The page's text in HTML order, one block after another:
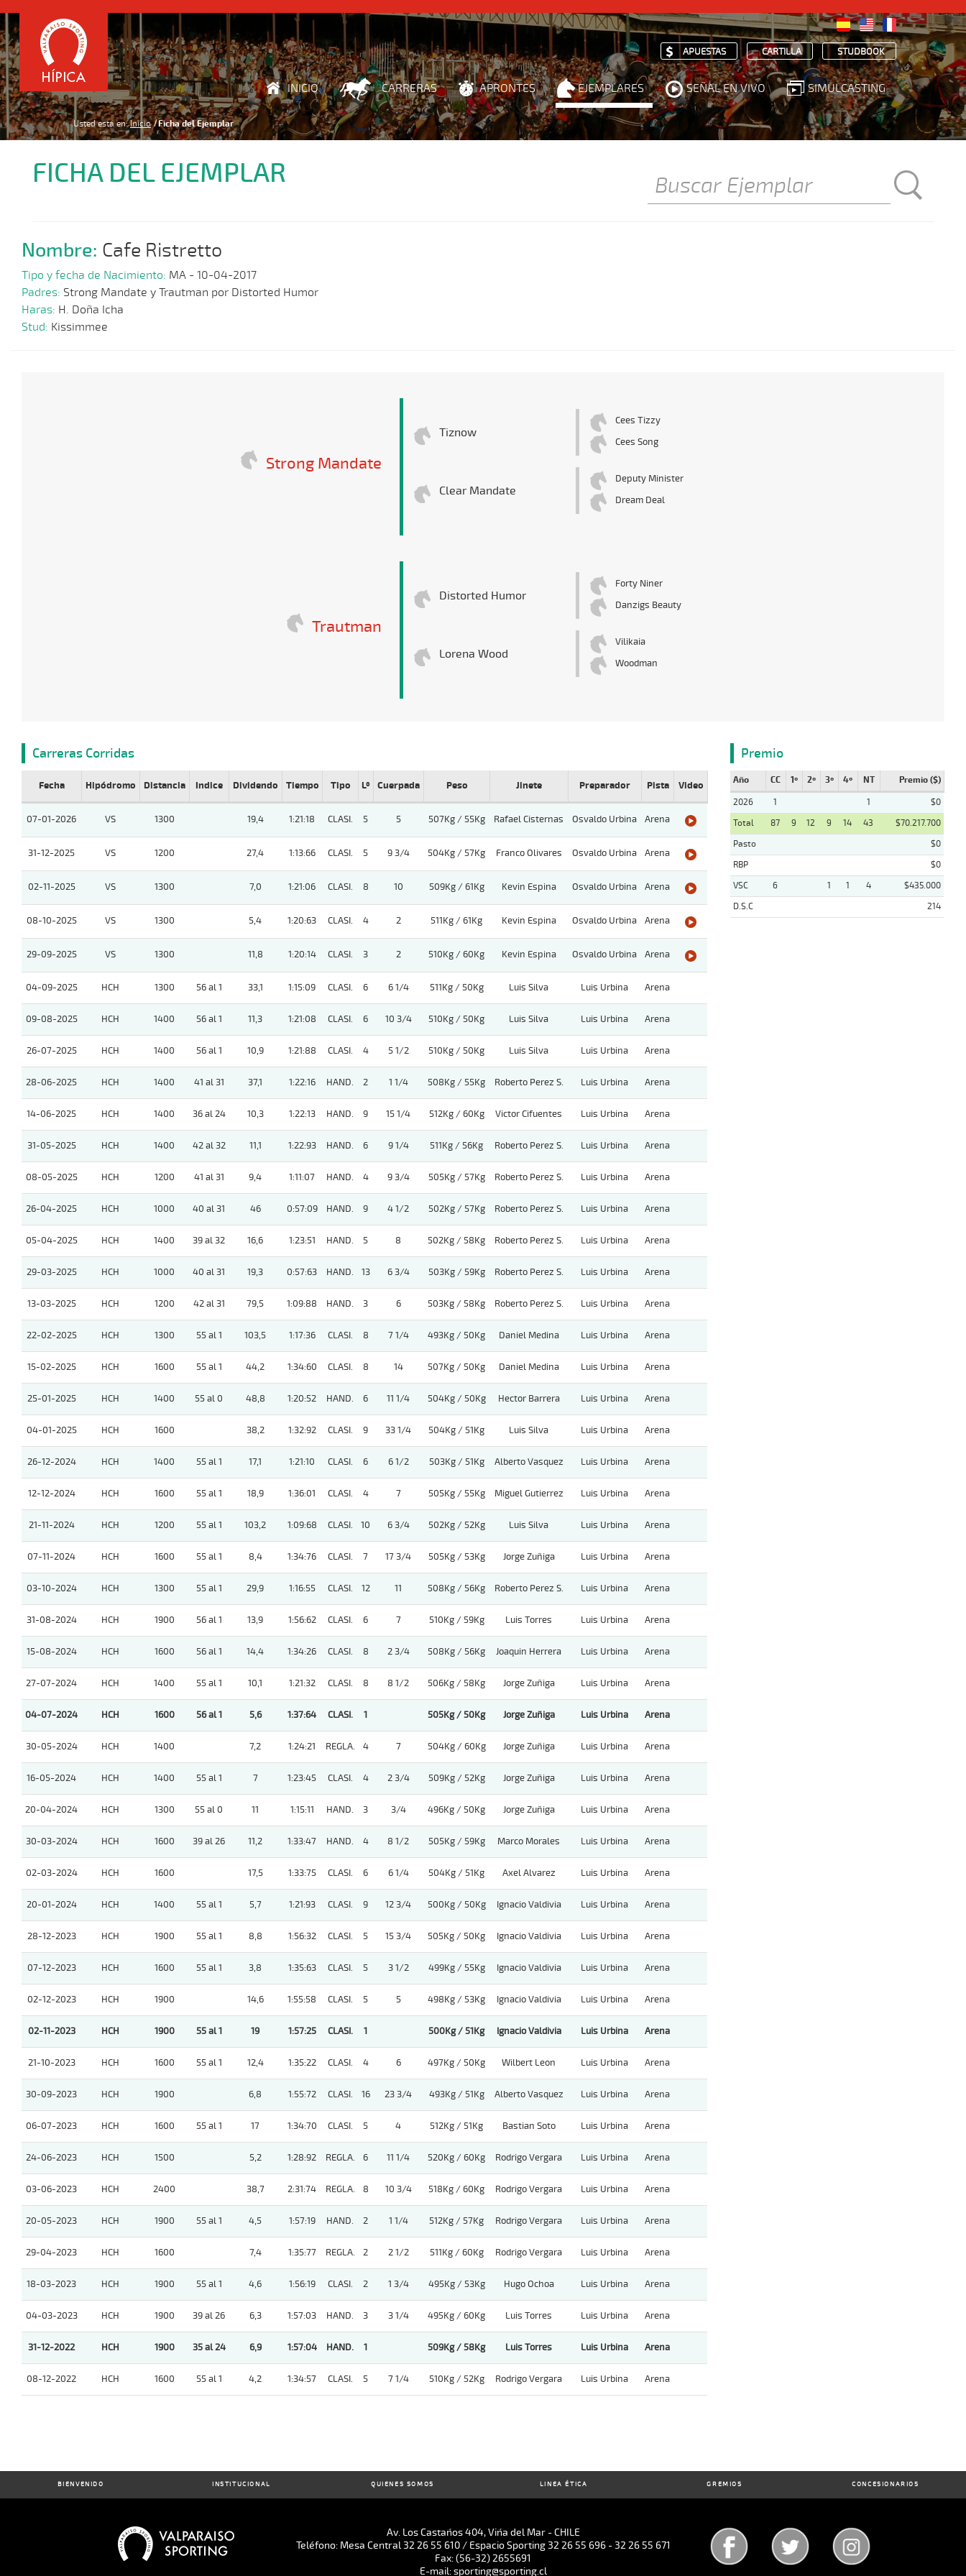
APUESTAS CARTILLA STUDBOOK
INICIO CARRERAS APRONTES EJEMPLARES SEÑAL EN VIVO SIMULCASTING
Usted está en: Inicio Ficha del Ejemplar
FICHA DEL EJEMPLAR
Nombre: Cafe Ristretto
Tipo y fecha de Nacimiento: MA - 10-04-2017
Padres: Strong Mandate y Trautman por Distorted Humor
Haras: H. Doña Icha
Stud: Kissimmee
Strong Mandate
Tiznow
Cees Tizzy
Cees Song
Clear Mandate
Deputy Minister
Dream Deal
Trautman
Distorted Humor
Forty Niner
Danzigs Beauty
Lorena Wood
Vilikaia
Woodman
Carreras Corridas
Fecha Hipódromo Distancia Indice Dividendo Tiempo Tipo Lº Cuerpada Peso Jinete Preparador Pista Video
07-01-2026 VS 1300 19,4 1:21:18 CLASI. 5 5 507Kg / 55Kg Rafael Cisternas Osvaldo Urbina Arena
31-12-2025 VS 1200 27,4 1:13:66 CLASI. 5 9 3/4 504Kg / 57Kg Franco Olivares Osvaldo Urbina Arena
02-11-2025 VS 1300 7,0 1:21:06 CLASI. 8 10 509Kg / 61Kg Kevin Espina Osvaldo Urbina Arena
08-10-2025 VS 1300 5,4 1:20:63 CLASI. 4 2 511Kg / 61Kg Kevin Espina Osvaldo Urbina Arena
29-09-2025 VS 1300 11,8 1:20:14 CLASI. 3 2 510Kg / 60Kg Kevin Espina Osvaldo Urbina Arena
04-09-2025 HCH 1300 56 al 1 33,1 1:15:09 CLASI. 6 6 1/4 511Kg / 50Kg Luis Silva Luis Urbina Arena
09-08-2025 HCH 1400 56 al 1 11,3 1:21:08 CLASI. 6 10 3/4 510Kg / 50Kg Luis Silva Luis Urbina Arena
26-07-2025 HCH 1400 56 al 1 10,9 1:21:88 CLASI. 4 5 1/2 510Kg / 50Kg Luis Silva Luis Urbina Arena
28-06-2025 HCH 1400 41 al 31 37,1 1:22:16 HAND. 2 1 1/4 508Kg / 55Kg Roberto Perez S. Luis Urbina Arena
14-06-2025 HCH 1400 36 al 24 10,3 1:22:13 HAND. 9 15 1/4 512Kg / 60Kg Victor Cifuentes Luis Urbina Arena
31-05-2025 HCH 1400 42 al 32 11,1 1:22:93 HAND. 6 9 1/4 511Kg / 56Kg Roberto Perez S. Luis Urbina Arena
08-05-2025 HCH 1200 41 al 31 9,4 1:11:07 HAND. 4 9 3/4 505Kg / 57Kg Roberto Perez S. Luis Urbina Arena
26-04-2025 HCH 1000 40 al 31 46 0:57:09 HAND. 9 4 1/2 502Kg / 57Kg Roberto Perez S. Luis Urbina Arena
05-04-2025 HCH 1400 39 al 32 16,6 1:23:51 HAND. 5 8 502Kg / 58Kg Roberto Perez S. Luis Urbina Arena
29-03-2025 HCH 1000 40 al 31 19,3 0:57:63 HAND. 13 6 3/4 503Kg / 59Kg Roberto Perez S. Luis Urbina Arena
13-03-2025 HCH 1200 42 al 31 79,5 1:09:88 HAND. 3 6 503Kg / 58Kg Roberto Perez S. Luis Urbina Arena
22-02-2025 HCH 1300 55 al 1 103,5 1:17:36 CLASI. 8 7 1/4 493Kg / 50Kg Daniel Medina Luis Urbina Arena
15-02-2025 HCH 1600 55 al 1 44,2 1:34:60 CLASI. 8 14 507Kg / 50Kg Daniel Medina Luis Urbina Arena
25-01-2025 HCH 1400 55 al 0 48,8 1:20:52 HAND. 6 11 1/4 504Kg / 50Kg Hector Barrera Luis Urbina Arena
04-01-2025 HCH 1600 38,2 1:32:92 CLASI. 9 33 1/4 504Kg / 51Kg Luis Silva Luis Urbina Arena
26-12-2024 HCH 1400 55 al 1 17,1 1:21:10 CLASI. 6 6 1/2 503Kg / 51Kg Alberto Vasquez Luis Urbina Arena
12-12-2024 HCH 1600 55 al 1 18,9 1:36:01 CLASI. 4 7 505Kg / 55Kg Miguel Gutierrez Luis Urbina Arena
21-11-2024 HCH 1200 55 al 1 103,2 1:09:68 CLASI. 10 6 3/4 502Kg / 52Kg Luis Silva Luis Urbina Arena
07-11-2024 HCH 1600 55 al 1 8,4 1:34:76 CLASI. 7 17 3/4 505Kg / 53Kg Jorge Zuñiga Luis Urbina Arena
03-10-2024 HCH 1300 55 al 1 29,9 1:16:55 CLASI. 12 11 508Kg / 56Kg Roberto Perez S. Luis Urbina Arena
31-08-2024 HCH 1900 56 al 1 13,9 1:56:62 CLASI. 6 7 510Kg / 59Kg Luis Torres Luis Urbina Arena
15-08-2024 HCH 1600 56 al 1 14,4 1:34:26 CLASI. 8 2 3/4 508Kg / 56Kg Joaquin Herrera Luis Urbina Arena
27-07-2024 HCH 1400 55 al 1 10,1 1:21:32 CLASI. 8 8 1/2 506Kg / 58Kg Jorge Zuñiga Luis Urbina Arena
04-07-2024 HCH 1600 56 al 1 5,6 1:37:64 CLASI. 1 505Kg / 50Kg Jorge Zuñiga Luis Urbina Arena
30-05-2024 HCH 1400 7,2 1:24:21 REGLA. 4 7 504Kg / 60Kg Jorge Zuñiga Luis Urbina Arena
16-05-2024 HCH 1400 55 al 1 7 1:23:45 CLASI. 4 2 3/4 509Kg / 52Kg Jorge Zuñiga Luis Urbina Arena
20-04-2024 HCH 1300 55 al 0 11 1:15:11 HAND. 3 3/4 496Kg / 50Kg Jorge Zuñiga Luis Urbina Arena
30-03-2024 HCH 1600 39 al 26 11,2 1:33:47 HAND. 4 8 1/2 505Kg / 59Kg Marco Morales Luis Urbina Arena
02-03-2024 HCH 1600 17,5 1:33:75 CLASI. 6 6 1/4 504Kg / 51Kg Axel Alvarez Luis Urbina Arena
20-01-2024 HCH 1400 55 al 1 5,7 1:21:93 CLASI. 9 12 3/4 500Kg / 50Kg Ignacio Valdivia Luis Urbina Arena
28-12-2023 HCH 1900 55 al 1 8,8 1:56:32 CLASI. 5 15 3/4 505Kg / 50Kg Ignacio Valdivia Luis Urbina Arena
07-12-2023 HCH 1600 55 al 1 3,8 1:35:63 CLASI. 5 3 1/2 499Kg / 55Kg Ignacio Valdivia Luis Urbina Arena
02-12-2023 HCH 1900 14,6 1:55:58 CLASI. 5 5 498Kg / 53Kg Ignacio Valdivia Luis Urbina Arena
02-11-2023 HCH 1900 55 al 1 19 1:57:25 CLASI. 1 500Kg / 51Kg Ignacio Valdivia Luis Urbina Arena
21-10-2023 HCH 1600 55 al 1 12,4 1:35:22 CLASI. 4 6 497Kg / 50Kg Wilbert Leon Luis Urbina Arena
30-09-2023 HCH 1900 6,8 1:55:72 CLASI. 16 23 3/4 493Kg / 51Kg Alberto Vasquez Luis Urbina Arena
06-07-2023 HCH 1600 55 al 1 17 1:34:70 CLASI. 5 4 512Kg / 51Kg Bastian Soto Luis Urbina Arena
24-06-2023 HCH 1500 5,2 1:28:92 REGLA. 6 11 1/4 520Kg / 60Kg Rodrigo Vergara Luis Urbina Arena
03-06-2023 HCH 2400 38,7 2:31:74 REGLA. 8 10 3/4 518Kg / 60Kg Rodrigo Vergara Luis Urbina Arena
20-05-2023 HCH 1900 55 al 1 4,5 1:57:19 HAND. 2 1 1/4 512Kg / 57Kg Rodrigo Vergara Luis Urbina Arena
29-04-2023 HCH 1600 7,4 1:35:77 REGLA. 2 2 1/2 511Kg / 60Kg Rodrigo Vergara Luis Urbina Arena
18-03-2023 HCH 1900 55 al 1 4,6 1:56:19 CLASI. 2 1 3/4 495Kg / 53Kg Hugo Ochoa Luis Urbina Arena
04-03-2023 HCH 1900 39 al 26 6,3 1:57:03 HAND. 3 3 1/4 495Kg / 60Kg Luis Torres Luis Urbina Arena
31-12-2022 HCH 1900 35 al 24 6,9 1:57:04 HAND. 1 509Kg / 58Kg Luis Torres Luis Urbina Arena
08-12-2022 HCH 1600 55 al 1 4,2 1:34:57 CLASI. 5 7 1/4 510Kg / 52Kg Rodrigo Vergara Luis Urbina Arena
Premio
Año CC 1º 2º 3º 4º NT Premio ($)
2026 1 1
$0
Total
87 9 12 9 14 43
$70.217.700
Pasto
$0
RBP
$0
VSC
6 1 1 4
$435.000
D.S.C
214
BIENVENIDO INSTITUCIONAL QUIENES SOMOS LINEA ÉTICA GREMIOS CONCESIONARIOS
Av. Los Castaños 404, Viña del Mar - CHILE
Teléfono: Mesa Central 32 26 55 610 / Espacio Sporting 32 26 55 696 - 32 26 55 671
Fax: (56-32) 2655691
E-mail: sporting@sporting.cl